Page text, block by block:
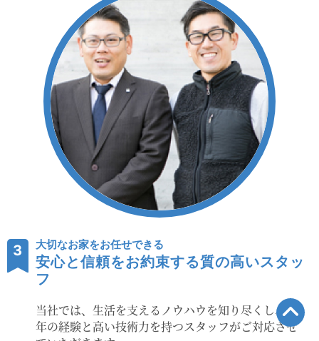
3 大切なお家をお任せできる
安心と信頼をお約束する質の高いスタッ
フ
当社では、生活を支えるノウハウを知り尽くし、長
年の経験と高い技術力を持つスタッフがご対応させ